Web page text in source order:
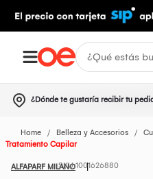
¿Dónde te gustaría recibir tu
Home Belleza y Accesorios
Tratamiento Capilar
ALFAPARF MILANO1001626880